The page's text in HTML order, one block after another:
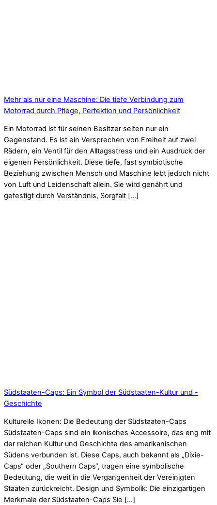
Mehr als nur eine Maschine: Die tiefe Verbindung zum
Motorrad durch Pflege, Perfektion und Persönlichkeit
Ein Motorrad ist für seinen Besitzer selten nur ein
Gegenstand. Es ist ein Versprechen von Freiheit auf zwei
Rädern, ein Ventil für den Alltagsstress und ein Ausdruck der
eigenen Persönlichkeit. Diese tiefe, fast symbiotische
Beziehung zwischen Mensch und Maschine lebt jedoch nicht
von Luft und Leidenschaft allein. Sie wird genährt und
gefestigt durch Verständnis, Sorgfalt […]
Südstaaten-Caps: Ein Symbol der Südstaaten-Kultur und -
Geschichte
Kulturelle Ikonen: Die Bedeutung der Südstaaten-Caps
Südstaaten-Caps sind ein ikonisches Accessoire, das eng mit
der reichen Kultur und Geschichte des amerikanischen
Südens verbunden ist. Diese Caps, auch bekannt als „Dixie-
Caps“ oder „Southern Caps“, tragen eine symbolische
Bedeutung, die weit in die Vergangenheit der Vereinigten
Staaten zurückreicht. Design und Symbolik: Die einzigartigen
Merkmale der Südstaaten-Caps Sie […]